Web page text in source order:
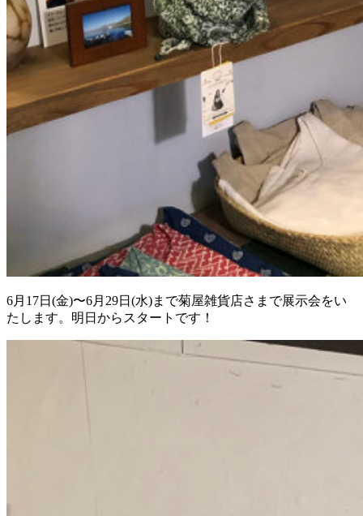
6月17日(金)〜6月29日(水)まで菊屋雑貨店さまで展示会をい
たします。明日からスタートです！